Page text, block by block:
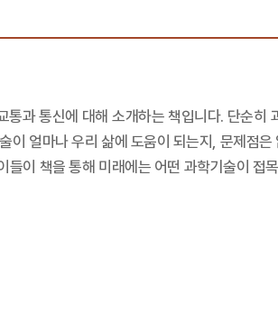
통과 통신에 대해 소개하는 책입니다. 단순
얼마나 우리 삶에 도움이 되는지, 문제점
이 책을 통해 미래에는 어떤 과학기술이 접